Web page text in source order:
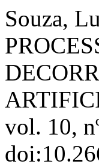
Souza,
vol. 10,